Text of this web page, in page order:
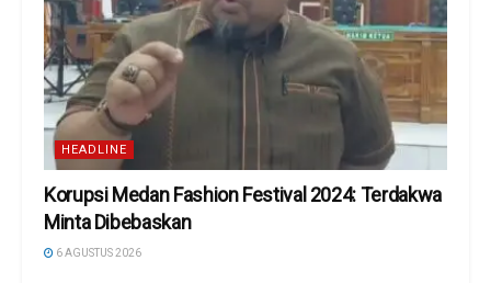
HEADLINE
Korupsi Medan Fashion Festival 2024: Terdakwa
Minta Dibebaskan
6 AGUSTUS 2026